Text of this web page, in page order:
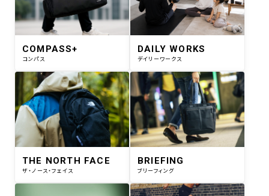
COMPASS+
コンパス
DAILY WORKS
デイリーワークス
THE NORTH FACE
ザ・ノース・フェイス
BRIEFING
ブリーフィング